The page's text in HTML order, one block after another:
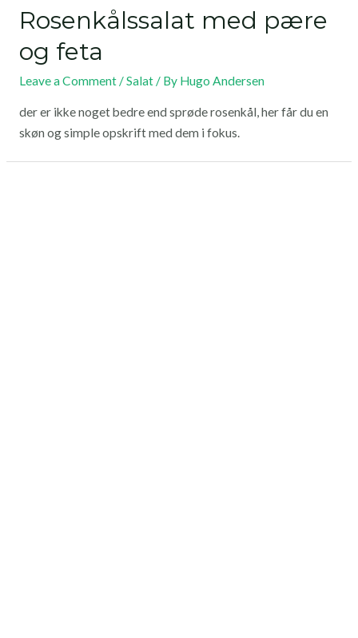
Rosenkålssalat med pære
og feta
Leave a Comment /Salat/ By Hugo Andersen
der er ikke noget bedre end sprøde rosenkål, her får du en
skøn og simple opskrift med dem i fokus.